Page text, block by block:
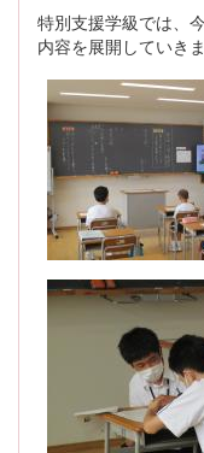
特別支援学級では、
内容を展開していきま